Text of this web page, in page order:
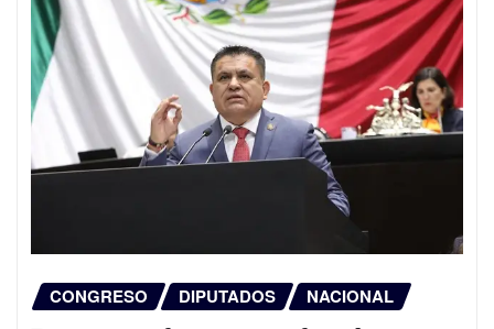
CONGRESO DIPUTADOS NACIONAL